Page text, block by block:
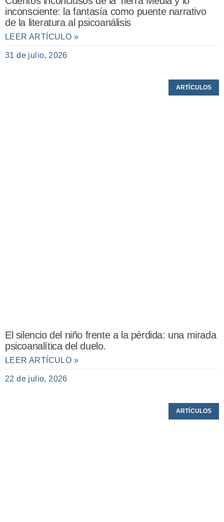
inconsciente: la fantasía como puente narrativo
de la literatura al psicoanálisis
LEER ARTÍCULO »
31 de julio, 2026
ARTÍCULOS
El silencio del niño frente a la pérdida: una mirada
psicoanalítica del duelo.
LEER ARTÍCULO »
22 de julio, 2026
ARTÍCULOS